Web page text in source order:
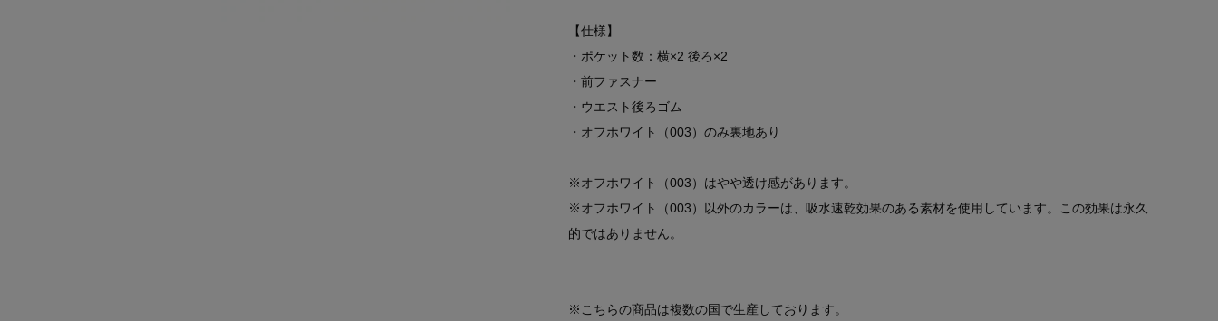
【仕様】
・ポケット数：横×2 後ろ×2
・前ファスナー
・ウエスト後ろゴム
・オフホワイト（003）のみ裏地あり
※オフホワイト（003）はやや透け感があります。
※オフホワイト（003）以外のカラーは、吸水速乾効果のある素材を使用しています。この効果は永久
的ではありません。
※こちらの商品は複数の国で生産しております。